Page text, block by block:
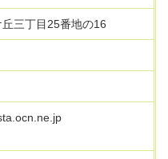
三丁目25番地の16